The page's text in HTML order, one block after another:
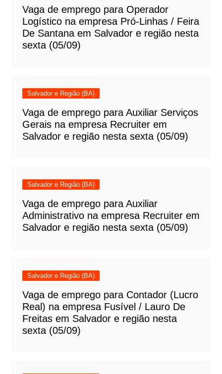
Vaga de emprego para Operador
Logístico na empresa Pró-Linhas / Feira
De Santana em Salvador e região nesta
sexta (05/09)
Salvador e Região (BA)
Vaga de emprego para Auxiliar Serviços
Gerais na empresa Recruiter em
Salvador e região nesta sexta (05/09)
Salvador e Região (BA)
Vaga de emprego para Auxiliar
Administrativo na empresa Recruiter em
Salvador e região nesta sexta (05/09)
Salvador e Região (BA)
Vaga de emprego para Contador (Lucro
Real) na empresa Fusível / Lauro De
Freitas em Salvador e região nesta
sexta (05/09)